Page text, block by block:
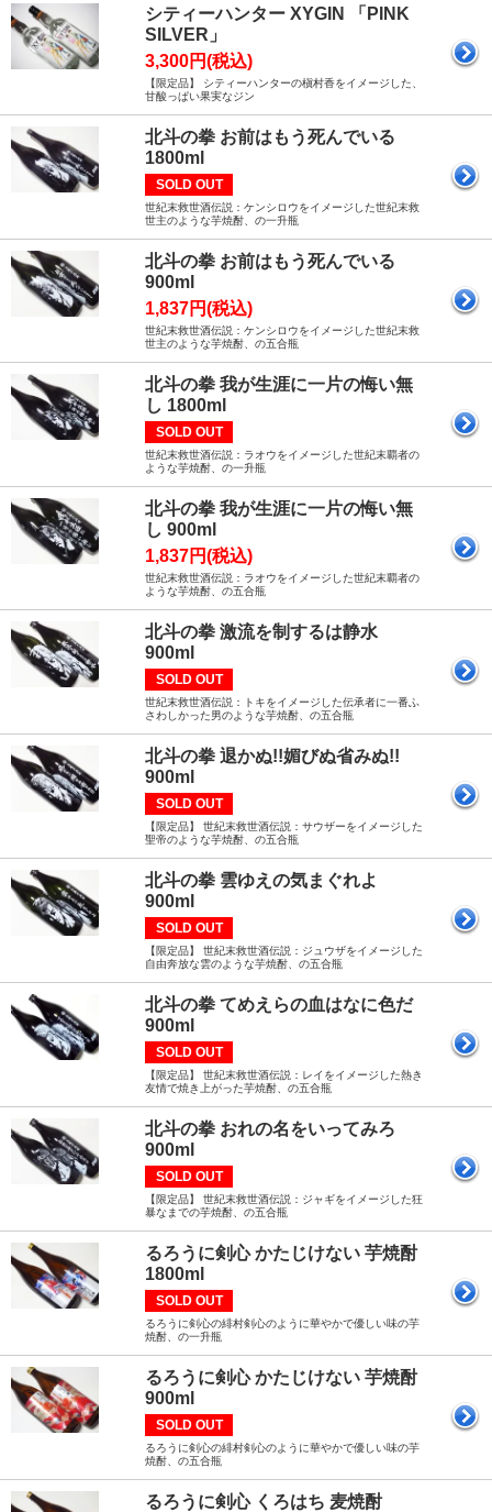
シティーハンター XYGIN 「PINK
SILVER」
3,300円(税込)
【限定品】 シティーハンターの槇村香をイメージした、
甘酸っぱい果実なジン
北斗の拳 お前はもう死んでいる
1800ml
SOLD OUT
世紀末救世酒伝説：ケンシロウをイメージした世紀末救
世主のような芋焼酎、の一升瓶
北斗の拳 お前はもう死んでいる
900ml
1,837円(税込)
世紀末救世酒伝説：ケンシロウをイメージした世紀末救
世主のような芋焼酎、の五合瓶
北斗の拳 我が生涯に一片の悔い無
し 1800ml
SOLD OUT
世紀末救世酒伝説：ラオウをイメージした世紀末覇者の
ような芋焼酎、の一升瓶
北斗の拳 我が生涯に一片の悔い無
し 900ml
1,837円(税込)
世紀末救世酒伝説：ラオウをイメージした世紀末覇者の
ような芋焼酎、の五合瓶
北斗の拳 激流を制するは静水
900ml
SOLD OUT
世紀末救世酒伝説：トキをイメージした伝承者に一番ふ
さわしかった男のような芋焼酎、の五合瓶
北斗の拳 退かぬ!!媚びぬ省みぬ!!
900ml
SOLD OUT
【限定品】 世紀末救世酒伝説：サウザーをイメージした
聖帝のような芋焼酎、の五合瓶
北斗の拳 雲ゆえの気まぐれよ
900ml
SOLD OUT
【限定品】 世紀末救世酒伝説：ジュウザをイメージした
自由奔放な雲のような芋焼酎、の五合瓶
北斗の拳 てめえらの血はなに色だ
900ml
SOLD OUT
【限定品】 世紀末救世酒伝説：レイをイメージした熱き
友情で焼き上がった芋焼酎、の五合瓶
北斗の拳 おれの名をいってみろ
900ml
SOLD OUT
【限定品】 世紀末救世酒伝説：ジャギをイメージした狂
暴なまでの芋焼酎、の五合瓶
るろうに剣心 かたじけない 芋焼酎
1800ml
SOLD OUT
るろうに剣心の緋村剣心のように華やかで優しい味の芋
焼酎、の一升瓶
るろうに剣心 かたじけない 芋焼酎
900ml
SOLD OUT
るろうに剣心の緋村剣心のように華やかで優しい味の芋
焼酎、の五合瓶
るろうに剣心 くろはち 麦焼酎